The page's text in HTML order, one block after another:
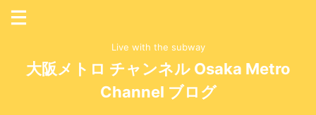
Live with the subway
大阪メトロ チャンネル Osaka Metro
Channel ブログ